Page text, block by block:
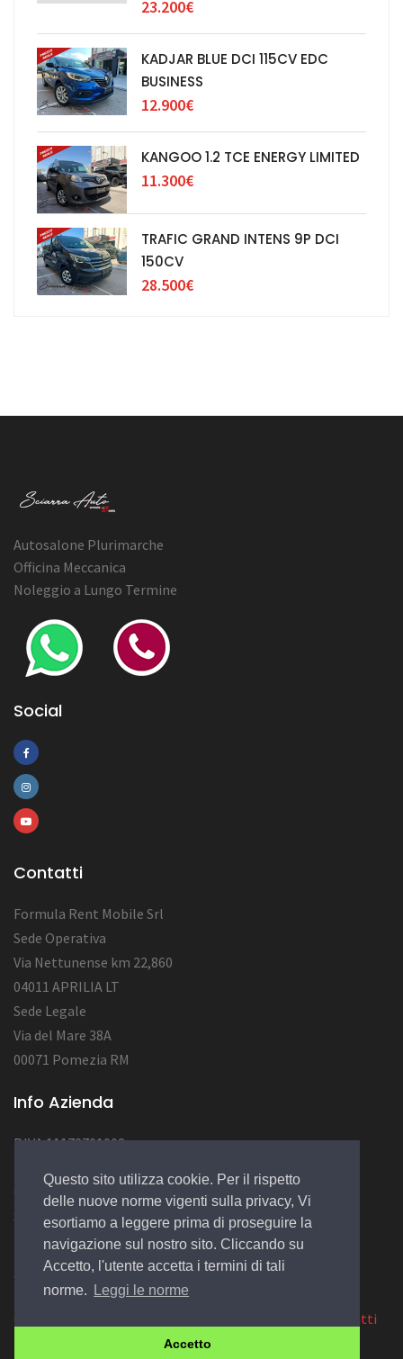
Questo sito utilizza cookie. Per il rispetto
delle nuove norme vigenti sulla privacy, Vi
esortiamo a leggere prima di proseguire la
navigazione sul nostro sito. Cliccando su
Accetto, l'utente accetta i termini di tali
norme.
Leggi le norme
Accetto
23.200€
KADJAR BLUE DCI 115CV EDC
BUSINESS
12.900€
KANGOO 1.2 TCE ENERGY LIMITED
11.300€
TRAFIC GRAND INTENS 9P DCI
150CV
28.500€
Autosalone Plurimarche
Officina Meccanica
Noleggio a Lungo Termine
Social
Contatti
Formula Rent Mobile Srl
Sede Operativa
Via Nettunense km 22,860
04011 APRILIA LT
Sede Legale
Via del Mare 38A
00071 Pomezia RM
Info Azienda
P.IVA 11172701002
Cap.Soc. : 12.000,00 EURO
Socio Unico
© 2022 Design byEGSoft
Cookie Contatti